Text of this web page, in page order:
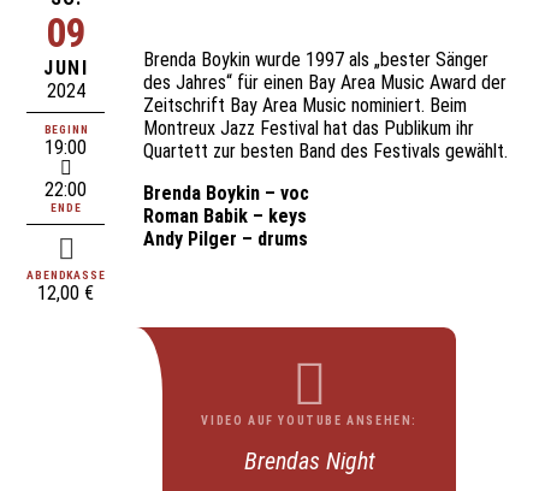
09
JUNI
2024
BEGINN
19:00
22:00
ENDE
ABENDKASSE
12,00 €
Brenda Boykin wurde 1997 als „bester Sänger
des Jahres“ für einen Bay Area Music Award der
Zeitschrift Bay Area Music nominiert. Beim
Montreux Jazz Festival hat das Publikum ihr
Quartett zur besten Band des Festivals gewählt.
Brenda Boykin – voc
Roman Babik – keys
Andy Pilger – drums
VIDEO AUF YOUTUBE ANSEHEN:
Brendas Night